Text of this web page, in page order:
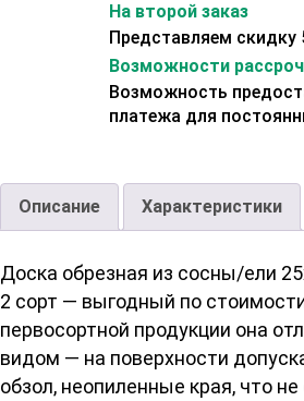
На второй заказ
Представляем скидку
Возможности
Возможность
платежа для
Описание Характеристики
Доска обрезная из сосны/ели
2 сорт — выгодный по
первосортной продукции она
видом — на поверхности
обзол, неопиленные края, что не